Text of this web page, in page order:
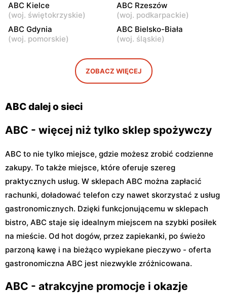
ABC
Warszawa, ul. Grenadierów
2
ABC
Warszawa, ul. Jana
Kochanowskiego 39
Warszawa, ul. Andrzeja
Warszawa, ul. Samarytanka
3
Warszawa, ul. Sulejkowska
43
ABC Kielce
(woj. świętokrzyskie)
ABC Rzeszów
(woj. podkarpackie)
ABC Gdynia
(woj. pomorskie)
ABC Bielsko-Biała
(woj. śląskie)
ZOBACZ WIĘCEJ
ABC dalej o sieci
ABC - więcej niż tylko sklep spożywczy
ABC to nie tylko miejsce, gdzie możesz zrobić codzienne
zakupy. To także miejsce, które oferuje szereg
praktycznych usług. W sklepach ABC można zapłacić
rachunki, doładować telefon czy nawet skorzystać z usług
gastronomicznych. Dzięki funkcjonującemu w sklepach
bistro, ABC staje się idealnym miejscem na szybki posiłek
na mieście. Od hot dogów, przez zapiekanki, po świeżo
parzoną kawę i na bieżąco wypiekane pieczywo - oferta
gastronomiczna ABC jest niezwykle zróżnicowana.
ABC - atrakcyjne promocje i okazje